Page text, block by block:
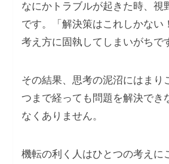
なにかトラブルが起きた時、視
です。「解決策はこれしかない
考え方に固執してしまいがちで
その結果、思考の泥沼にはまり
つまで経っても問題を解決でき
なくありません。
機転の利く人はひとつの考えに